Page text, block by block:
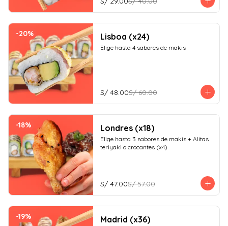
-20% Lisboa (x24)
Elige hasta 4 sabores de makis
S/ 48.00S/ 60.00
-18% Londres (x18)
Elige hasta 3 sabores de makis + Alitas
teriyaki o crocantes (x4)
S/ 47.00S/ 57.00
-19% Madrid (x36)